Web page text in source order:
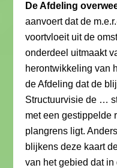
De Afdeling
aanvoert dat de
voortvloeit uit de
onderdeel uitmaakt
herontwikkeling van
de Afdeling dat de
Structuurvisie de …
met een gestippelde
plangrens ligt.
blijkens deze kaart
van het gebied dat